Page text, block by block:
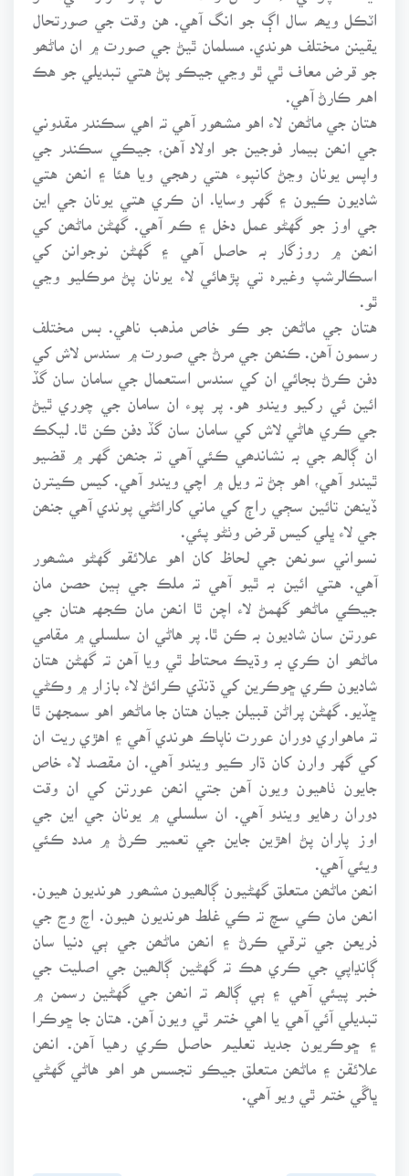
اٽڪل ويھہ سال اڳ جو انگ آهي. هن وقت جي صورتحال
يقينن مختلف هوندي. مسلمان ٿيڻ جي صورت ۾ ان ماڻھو
جو قرض معاف ٿي ٿو وڃي جيڪو پڻ هتي تبديلي جو هڪ
اهم ڪارڻ آهي.
هتان جي ماڻھن لاء اهو مشھور آهي تہ اهي سڪندر مقدوني
جي انھن بيمار فوجين جو اولاد آهن، جيڪي سڪندر جي
واپس يونان وڃڻ کانپوء هتي رهجي ويا هئا ۽ انھن هتي
شاديون ڪيون ۽ گهر وسايا. ان ڪري هتي يونان جي اين
جي اوز جو گهڻو عمل دخل ۽ ڪم آهي. گهڻن ماڻھن کي
انھن ۾ روزگار بہ حاصل آهي ۽ گهڻن نوجوانن کي
اسڪالرشپ وغيرہ تي پڙهائي لاء يونان پڻ موڪليو وڃي
ٿو.
هتان جي ماڻھن جو ڪو خاص مذهب ناهي. بس مختلف
رسمون آهن. ڪنھن جي مرڻ جي صورت ۾ سندس لاش کي
دفن ڪرڻ بجائي ان کي سندس استعمال جي سامان سان گڏ
ائين ئي رکيو ويندو هو. پر پوء ان سامان جي چوري ٿيڻ
جي ڪري هاڻي لاش کي سامان سان گڏ دفن ڪن ٿا. ليکڪ
ان ڳالھہ جي بہ نشاندھي ڪئي آهي تہ جنھن گهر ۾ قضيو
ٿيندو آهي، اهو ڄڻ تہ ويل ۾ اچي ويندو آهي. کيس ڪيترن
ڏينھن تائين سڄي راڄ کي ماني کارائڻي پوندي آهي جنھن
جي لاء ڀلي کيس قرض وٺڻو پئي.
نسواني سونھن جي لحاظ کان اهو علائقو گهڻو مشھور
آهي. هتي ائين بہ ٿيو آهي تہ ملڪ جي ٻين حصن مان
جيڪي ماڻھو گهمڻ لاء اچن ٿا انھن مان ڪجهہ هتان جي
عورتن سان شاديون بہ ڪن ٿا. پر هاڻي ان سلسلي ۾ مقامي
ماڻھو ان ڪري بہ وڌيڪ محتاط ٿي ويا آهن تہ گهڻن هتان
شاديون ڪري ڇوڪرين کي ڌنڌي ڪرائڻ لاء بازار ۾ وڪڻي
ڇڏيو. گهڻن پراڻن قبيلن جيان هتان جا ماڻھو اهو سمجهن ٿا
تہ ماهواري دوران عورت ناپاڪ هوندي آهي ۽ اهڙي ريت ان
کي گهر وارن کان ڌار ڪيو ويندو آهي. ان مقصد لاء خاص
جايون ٺاهيون ويون آهن جتي انھن عورتن کي ان وقت
دوران رهايو ويندو آهي. ان سلسلي ۾ يونان جي اين جي
اوز پاران پڻ اهڙين جاين جي تعمير ڪرڻ ۾ مدد ڪئي
ويئي آهي.
انھن ماڻھن متعلق گهڻيون ڳالھيون مشھور هونديون هيون.
انھن مان ڪي سچ تہ ڪي غلط هونديون هيون. اچ وڃ جي
ذريعن جي ترقي ڪرڻ ۽ انھن ماڻھن جي ٻي دنيا سان
ڳانڍاپي جي ڪري هڪ تہ گهڻين ڳالھين جي اصليت جي
خبر پيئي آهي ۽ ٻي ڳالھہ تہ انھن جي گهڻين رسمن ۾
تبديلي آئي آهي يا اهي ختم ٿي ويون آهن. هتان جا ڇوڪرا
۽ ڇوڪريون جديد تعليم حاصل ڪري رهيا آهن. انھن
علائقن ۽ ماڻھن متعلق جيڪو تجسس هو اهو هاڻي گهڻي
ڀاڱي ختم ٿي ويو آهي.